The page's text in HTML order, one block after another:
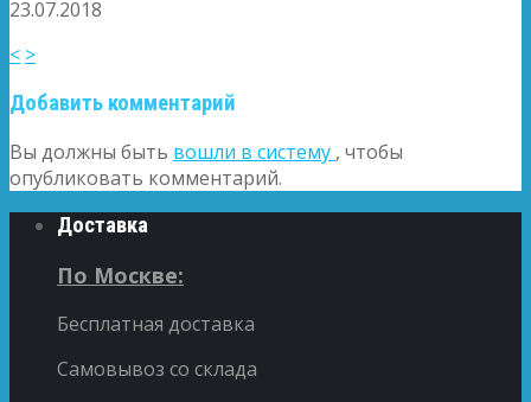
23.07.2018
< >
Добавить комментарий
Вы должны быть вошли в систему , чтобы
опубликовать комментарий.
Доставка
По Москве:
Бесплатная доставка
Самовывоз со склада